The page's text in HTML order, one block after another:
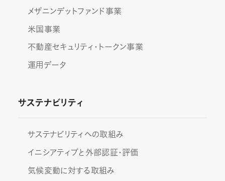
メザニンデットファンド事業
米国事業
不動産セキュリティ・トークン事業
運用データ
サステナビリティ
サステナビリティへの取組み
イニシアティブと外部認証・評価
気候変動に対する取組み